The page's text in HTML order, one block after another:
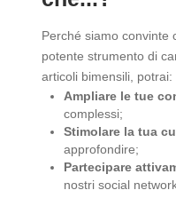
Perché siamo convinte
potente strumento di
articoli bimensili, potrai:
Ampliare le tue
complessi;
Stimolare la tua
approfondire;
Partecipare
nostri social